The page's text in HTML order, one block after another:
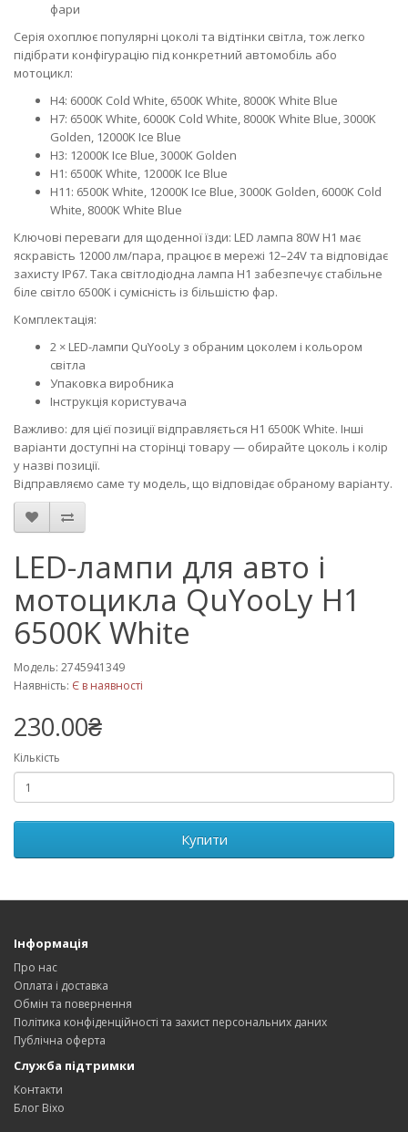
фари
Серія охоплює популярні цоколі та відтінки світла, тож легко
підібрати конфігурацію під конкретний автомобіль або
мотоцикл:
H4: 6000K Cold White, 6500K White, 8000K White Blue
H7: 6500K White, 6000K Cold White, 8000K White Blue, 3000K
Golden, 12000K Ice Blue
H3: 12000K Ice Blue, 3000K Golden
H1: 6500K White, 12000K Ice Blue
H11: 6500K White, 12000K Ice Blue, 3000K Golden, 6000K Cold
White, 8000K White Blue
Ключові переваги для щоденної їзди: LED лампа 80W H1 має
яскравість 12000 лм/пара, працює в мережі 12–24V та відповідає
захисту IP67. Така світлодіодна лампа H1 забезпечує стабільне
біле світло 6500K і сумісність із більшістю фар.
Комплектація:
2 × LED-лампи QuYooLy з обраним цоколем і кольором
світла
Упаковка виробника
Інструкція користувача
Важливо: для цієї позиції відправляється H1 6500K White. Інші
варіанти доступні на сторінці товару — обирайте цоколь і колір
у назві позиції.
Відправляємо саме ту модель, що відповідає обраному варіанту.
LED-лампи для авто і
мотоцикла QuYooLy Н1
6500K White
Модель: 2745941349
Наявність: Є в наявності
230.00₴
Кількість
Купити
Інформація
Про нас
Оплата і доставка
Обмін та повернення
Політика конфіденційності та захист персональних даних
Публічна оферта
Служба підтримки
Контакти
Блог Bixo